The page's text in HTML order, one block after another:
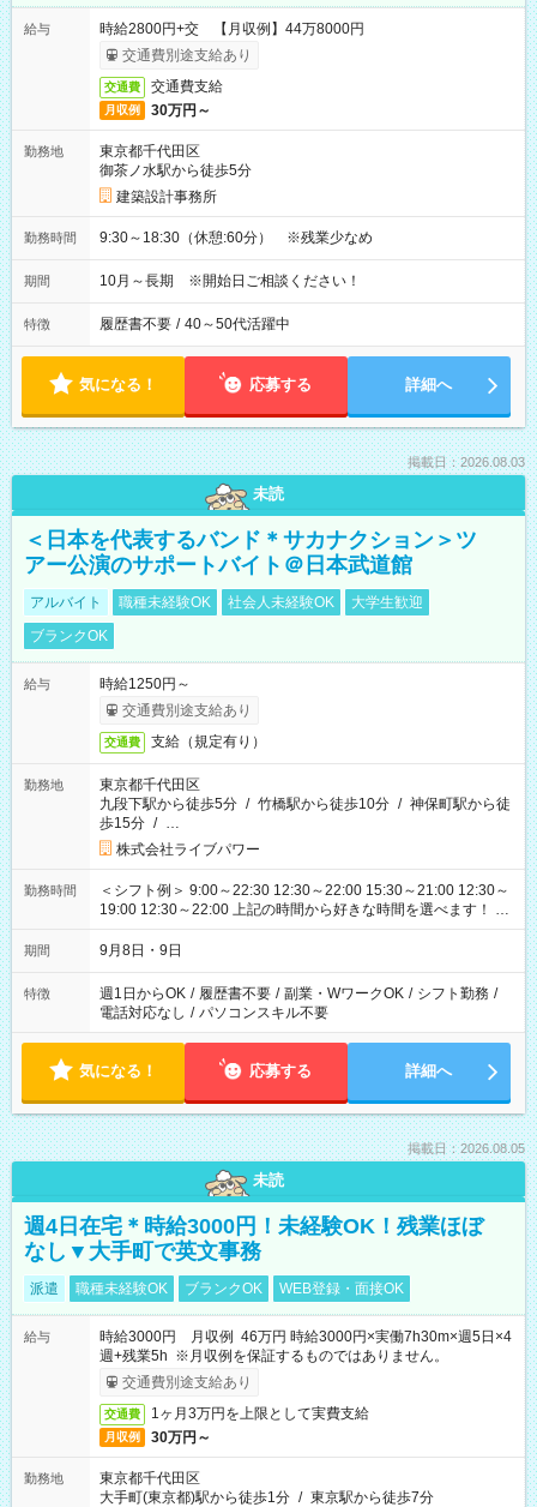
給与
時給2800円+交 【月収例】44万8000円
交通費別途支給あり
交通費 交通費支給
月収例 30万円～
勤務地
東京都千代田区
御茶ノ水駅から徒歩5分
建築設計事務所
勤務時間 9:30～18:30（休憩:60分） ※残業少なめ
期間 10月～長期 ※開始日ご相談ください！
特徴 履歴書不要 / 40～50代活躍中
気になる！ 応募する 詳細へ
掲載日：2026.08.03
未読
＜日本を代表するバンド＊サカナクション＞ツ
アー公演のサポートバイト＠日本武道館
アルバイト 職種未経験OK 社会人未経験OK
大学生歓迎
ブランクOK
給与
時給1250円～
交通費別途支給あり
交通費 支給（規定有り）
勤務地
東京都千代田区
九段下駅から徒歩5分 / 竹橋駅から徒歩10分 / 神保町駅から徒
歩15分 / …
株式会社ライブパワー
勤務時間
＜シフト例＞ 9:00～22:30 12:30～22:00 15:30～21:00 12:30～
19:00 12:30～22:00 上記の時間から好きな時間を選べます！ ※
時間は変更となる可能性があります
期間 9月8日・9日
特徴 週1日からOK / 履歴書不要 / 副業・WワークOK / シフト勤務 /
電話対応なし / パソコンスキル不要
気になる！ 応募する 詳細へ
掲載日：2026.08.05
未読
週4日在宅＊時給3000円！未経験OK！残業ほぼ
なし▼大手町で英文事務
派遣 職種未経験OK ブランクOK WEB登録・面接OK
給与
時給3000円 月収例 46万円 時給3000円×実働7h30m×週5日×4
週+残業5h ※月収例を保証するものではありません。
交通費別途支給あり
交通費 1ヶ月3万円を上限として実費支給
月収例 30万円～
勤務地
東京都千代田区
大手町(東京都)駅から徒歩1分 / 東京駅から徒歩7分